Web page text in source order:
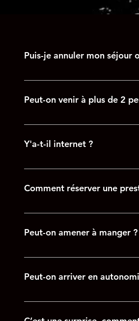
Puis-je annuler mon séjour
Vous pouvez reporter ou
semaine et 100 % à moins de
Peut-on venir à plus de 2
La capacité de l’Impertinente
Y'a-t-il internet ?
L’impertinente est connectée à
Comment réserver une
Vous pouvez réserver les
prévoir avant votre arrivée). Elle
Peut-on amener à manger ?
Une cuisine équipée vous
Peut-on arriver en
Vous pouvez arriver en